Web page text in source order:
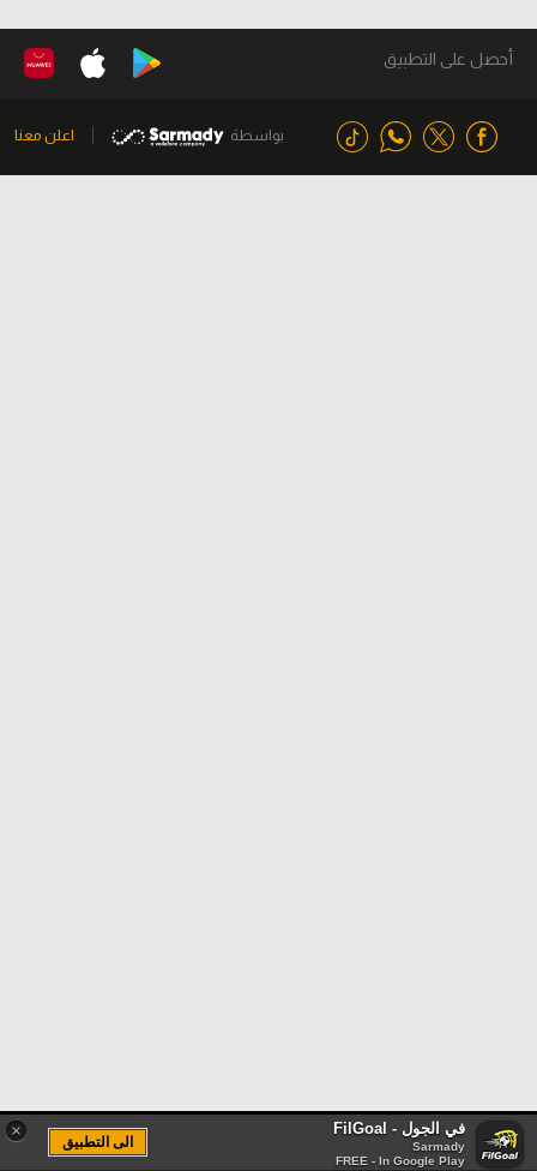
أحصل على التطبيق
بواسطة اعلن معنا
× في الجول - FilGoal
Sarmady
FREE - In Google Play
الى التطبيق